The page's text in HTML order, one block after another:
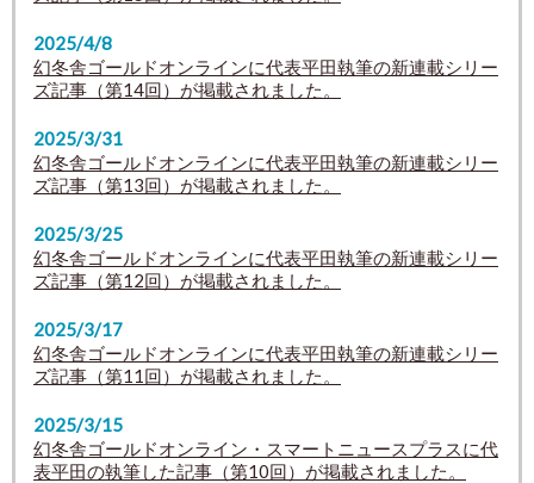
2025/4/8
幻冬舎ゴールドオンラインに代表平田執筆の新連載シリー
ズ記事（第14回）が掲載されました。
2025/3/31
幻冬舎ゴールドオンラインに代表平田執筆の新連載シリー
ズ記事（第13回）が掲載されました。
2025/3/25
幻冬舎ゴールドオンラインに代表平田執筆の新連載シリー
ズ記事（第12回）が掲載されました。
2025/3/17
幻冬舎ゴールドオンラインに代表平田執筆の新連載シリー
ズ記事（第11回）が掲載されました。
2025/3/15
幻冬舎ゴールドオンライン・スマートニュースプラスに代
表平田の執筆した記事（第10回）が掲載されました。